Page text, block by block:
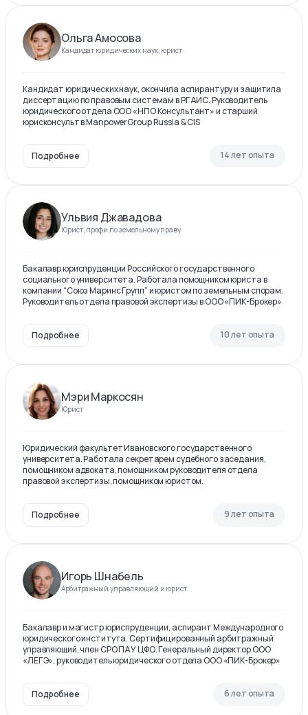
Ольга Амосова
Кандидат юридических наук, юрист
Кандидат юридических наук, окончила аспирантуру и защитила
диссертацию по правовым системам в РГАИС. Руководитель
юридического отдела ООО «НПО Консультант» и старший
юрисконсульт в ManpowerGroup Russia & CIS
Подробнее 14 лет опыта
Ульвия Джавадова
Юрист, профи по земельному праву
Бакалавр юриспруденции Российского государственного
социального университета. Работала помощником юриста в
компании “Союз Маринс Групп” и юристом по земельным спорам.
Руководитель отдела правовой экспертизы в ООО «ПИК-Брокер»
Подробнее 10 лет опыта
Мэри Маркосян
Юрист
Юридический факультет Ивановского государственного
университета. Работала секретарем судебного заседания,
помощником адвоката, помощником руководителя отдела
правовой экспертизы, помощником юристом.
Подробнее 9 лет опыта
Игорь Шнабель
Арбитражный управляющий и юрист
Бакалавр и магистр юриспруденции, аспирант Международного
юридического института. Сертифицированный арбитражный
управляющий, член СРО ПАУ ЦФО. Генеральный директор ООО
«ЛЕГЭ», руководитель юридического отдела ООО «ПИК-Брокер»
Подробнее 6 лет опыта